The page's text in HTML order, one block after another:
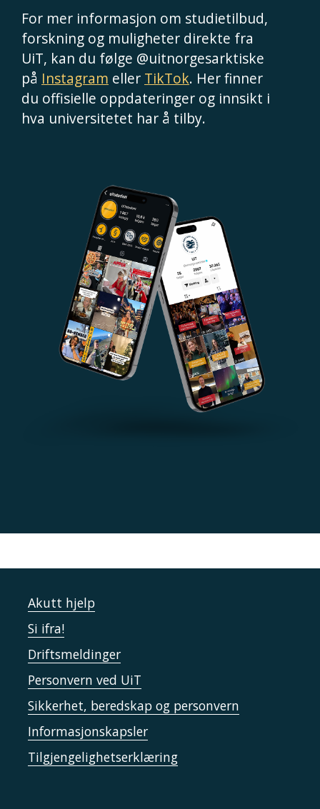
For mer informasjon om studietilbud,
forskning og muligheter direkte fra
UiT, kan du følge @uitnorgesarktiske
på Instagram eller TikTok. Her finner
du offisielle oppdateringer og innsikt i
hva universitetet har å tilby.
Akutt hjelp
Si ifra!
Driftsmeldinger
Personvern ved UiT
Sikkerhet, beredskap og personvern
Informasjonskapsler
Tilgjengelighetserklæring